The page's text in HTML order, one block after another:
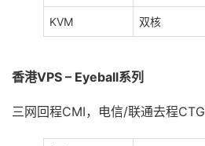
KVM 双核
香港VPS – Eyeball系列
三网回程CMI，电信/联通去程CTG